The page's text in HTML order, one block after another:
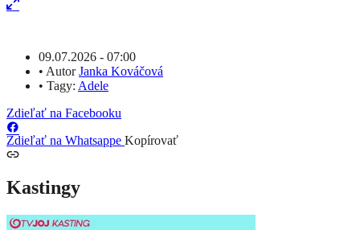
09.07.2026 - 07:00
• AutorJanka Kováčová
• Tagy: Adele
Zdieľať na Facebooku
Zdieľať na Whatsappe Kopírovať
Kastingy